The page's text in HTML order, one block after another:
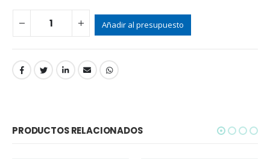
Añadir al presupuesto
PRODUCTOS RELACIONADOS